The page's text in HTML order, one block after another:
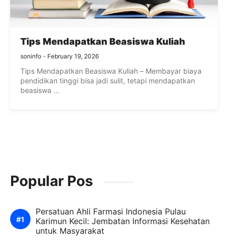
Tips Mendapatkan Beasiswa Kuliah
soninfo February 19, 2026
Tips Mendapatkan Beasiswa Kuliah – Membayar biaya
pendidikan tinggi bisa jadi sulit, tetapi mendapatkan
beasiswa ...
Popular Pos
Persatuan Ahli Farmasi Indonesia Pulau
Karimun Kecil: Jembatan Informasi Kesehatan
untuk Masyarakat